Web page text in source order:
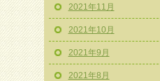
2021年11月
2021年10月
2021年9月
2021年8月